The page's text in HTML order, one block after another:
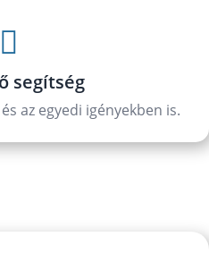

segítség
az egyedi igényekben is.